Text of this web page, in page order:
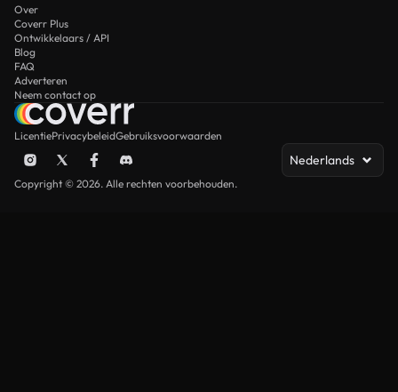
Over
Coverr Plus
Ontwikkelaars / API
Blog
FAQ
Adverteren
Neem contact op
LicentiePrivacybeleidGebruiksvoorwaarden
Nederlands
Copyright © 2026. Alle rechten voorbehouden.